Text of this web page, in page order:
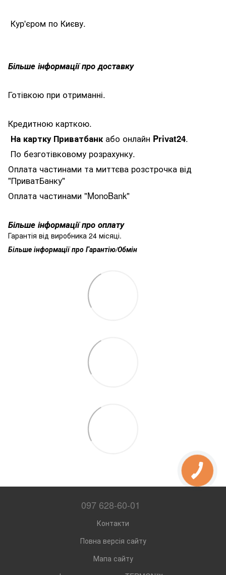
Кур'єром по Києву.
Більше інформації про доставку
Готівкою при отриманні.
Кредитною карткою.
На картку Приватбанк або онлайн Privat24.
По безготівковому розрахунку.
Оплата частинами та миттєва розстрочка від
"ПриватБанку"
Оплата частинами "MonoBank"
Більше інформації про оплату
Гарантія від виробника 24 місяці.
Більше інформації про Гарантію/Обмін
097 628-60-01
Контакти
Повна версія сайту
Мапа сайту